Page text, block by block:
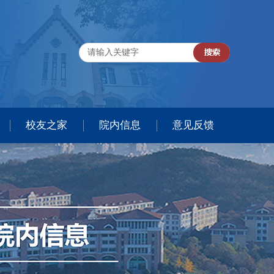
校友之家 院内信息 意见反馈